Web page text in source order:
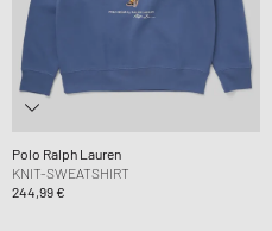
Polo Ralph Lauren
KNIT-SWEATSHIRT
244,99 €